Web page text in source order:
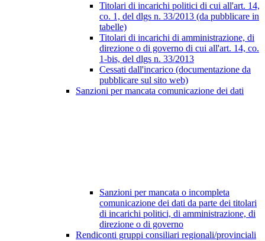
Titolari di incarichi politici di cui all'art. 14,
co. 1, del dlgs n. 33/2013 (da pubblicare in
tabelle)
Titolari di incarichi di amministrazione, di
direzione o di governo di cui all'art. 14, co.
1-bis, del dlgs n. 33/2013
Cessati dall'incarico (documentazione da
pubblicare sul sito web)
Sanzioni per mancata comunicazione dei dati
Sanzioni per mancata o incompleta
comunicazione dei dati da parte dei titolari
di incarichi politici, di amministrazione, di
direzione o di governo
Rendiconti gruppi consiliari regionali/provinciali